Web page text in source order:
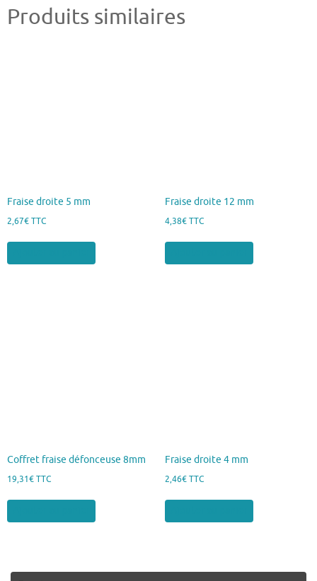
Produits similaires
Fraise droite 5 mm
2,67€ TTC
Fraise droite 12 mm
4,38€ TTC
Coffret fraise défonceuse 8mm
19,31€ TTC
Fraise droite 4 mm
2,46€ TTC